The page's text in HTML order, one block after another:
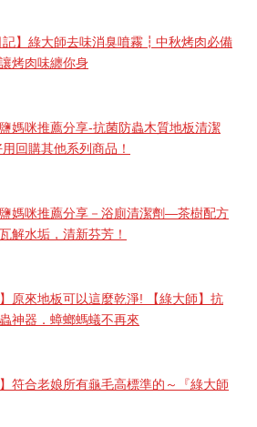
記】綠大師去味消臭噴霧┇中秋烤肉必備
烤肉味纏你身
媽咪推薦分享-抗菌防蟲木質地板清潔
回購其他系列商品！
鹽媽咪推薦分享－浴廁清潔劑―茶樹配方
解水垢，清新芬芳！
原來地板可以這麼乾淨! 【綠大師】抗
神器．蟑螂螞蟻不再來
符合老娘所有龜毛高標準的～『綠大師